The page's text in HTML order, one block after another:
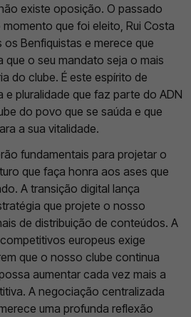
existe oposição. O passado
que foi eleito, Rui Costa
Benfiquistas e merece que
o seu mandato seja o mais
do clube. É este espírito de
pluralidade que faz parte do ADN
do povo que se saúda e que
a sua vitalidade.
fundamentais para projetar o
que faça honra aos ases que
A transição digital lança
que projete o nosso
de distribuição de conteúdos. A
europeus exige
que o nosso clube continua
aumentar cada vez mais a
A negociação centralizada
uma profunda reflexão